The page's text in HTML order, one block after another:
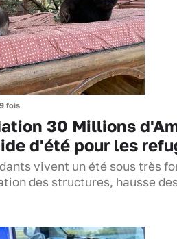
fois
30 Millions
d'été pour les
vivent un été sous très
des structures, hausse